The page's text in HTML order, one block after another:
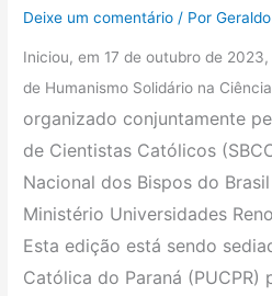
Deixe um comentário / Por
Iniciou, em 17 de outubro de
de Humanismo Solidário na
organizado conjuntamente
de Cientistas Católicos
Nacional dos Bispos do
Ministério Universidades
Esta edição está sendo
Católica do Paraná